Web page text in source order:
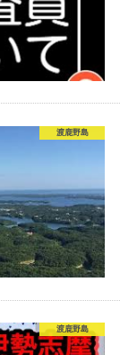
渡鹿野島
渡鹿野島